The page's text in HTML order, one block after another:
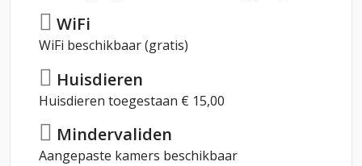
WiFi
WiFi beschikbaar (gratis)
Huisdieren
Huisdieren toegestaan € 15,00
Mindervaliden
Aangepaste kamers beschikbaar